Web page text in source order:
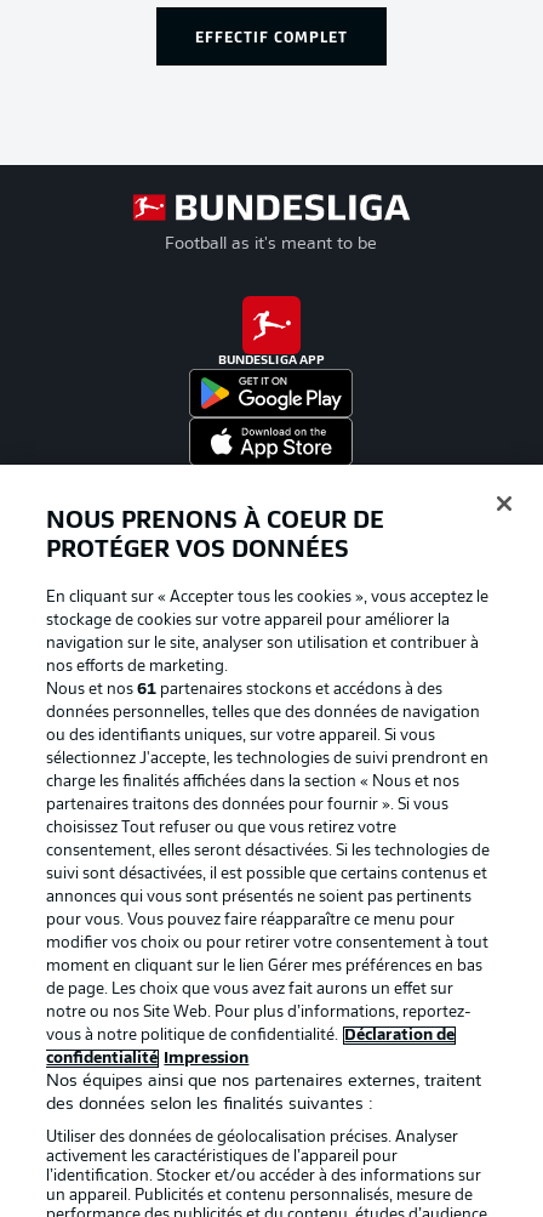
EFFECTIF COMPLET
Football as it's meant to be
BUNDESLIGA APP
La publicité Conditions d’utilisation des
Mentions Légales Gérer mes préférences
Déclaration de
confidentialité
Diffuseurs
Travaux Contact
Impression Joueurs
NOUS PRENONS À COEUR DE
PROTÉGER VOS DONNÉES
En cliquant sur « Accepter tous les cookies », vous acceptez le
stockage de cookies sur votre appareil pour améliorer la
navigation sur le site, analyser son utilisation et contribuer à
nos efforts de marketing.
Nous et nos61 partenaires stockons et accédons à des
données personnelles, telles que des données de navigation
ou des identifiants uniques, sur votre appareil. Si vous
sélectionnez J'accepte, les technologies de suivi prendront en
charge les finalités affichées dans la section « Nous et nos
partenaires traitons des données pour fournir ». Si vous
choisissez Tout refuser ou que vous retirez votre
consentement, elles seront désactivées. Si les technologies de
suivi sont désactivées, il est possible que certains contenus et
annonces qui vous sont présentés ne soient pas pertinents
pour vous. Vous pouvez faire réapparaître ce menu pour
modifier vos choix ou pour retirer votre consentement à tout
moment en cliquant sur le lien Gérer mes préférences en bas
de page. Les choix que vous avez fait aurons un effet sur
notre ou nos Site Web. Pour plus d’informations, reportez-
vous à notre politique de confidentialité.
Déclaration de
confidentialité
Impression
Nos équipes ainsi que nos partenaires externes, traitent
des données selon les finalités suivantes :
Utiliser des données de géolocalisation précises. Analyser
activement les caractéristiques de l’appareil pour
l’identification. Stocker et/ou accéder à des informations sur
un appareil. Publicités et contenu personnalisés, mesure de